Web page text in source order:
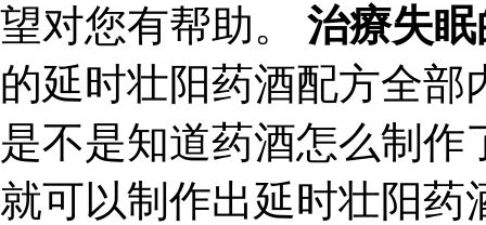
望对您有帮助。 治療失
的延时壮阳药酒配方全
是不是知道药酒怎么制
就可以制作出延时壮阳药